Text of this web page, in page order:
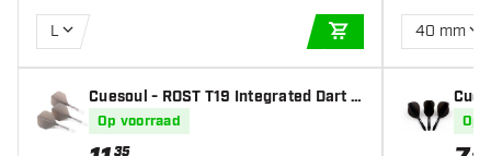
L
IN WINKELWAGEN
Cuesoul - ROST T19 Integrated Dart F
lights - Standard Shape - Clear Grey
Op voorraad
35
40 mm
st
Op
35